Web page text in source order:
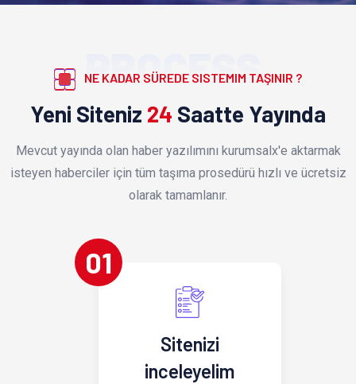
PROCESS
NE KADAR SÜREDE SISTEMIM TAŞINIR ?
Yeni Siteniz 24 Saatte Yayında
Mevcut yayında olan haber yazılımını kurumsalx'e aktarmak
isteyen haberciler için tüm taşıma prosedürü hızlı ve ücretsiz
olarak tamamlanır.
01
Sitenizi
inceleyelim